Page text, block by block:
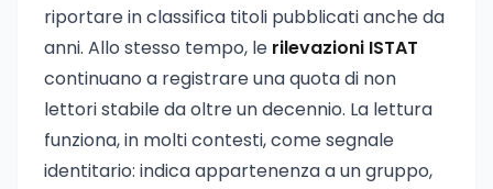
riportare in classifica titoli pubblicati anche da
anni. Allo stesso tempo, le rilevazioni ISTAT
continuano a registrare una quota di non
lettori stabile da oltre un decennio. La lettura
funziona, in molti contesti, come segnale
identitario: indica appartenenza a un gruppo,